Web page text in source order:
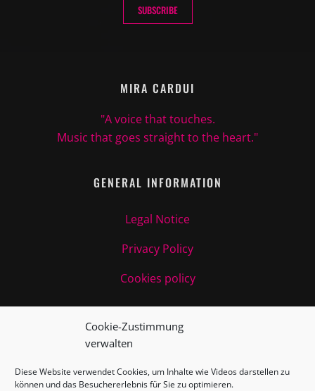
Cookie-Zustimmung
verwalten
Diese Website verwendet Cookies, um Inhalte wie Videos darstellen zu
können und das Besuchererlebnis für Sie zu optimieren.
SUBSCRIBE
MIRA CARDUI
"A voice that touches.
Music that goes straight to the heart."
GENERAL INFORMATION
Legal Notice
Privacy Policy
Cookies policy